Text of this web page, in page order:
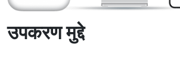
उपकरण मुद्दे